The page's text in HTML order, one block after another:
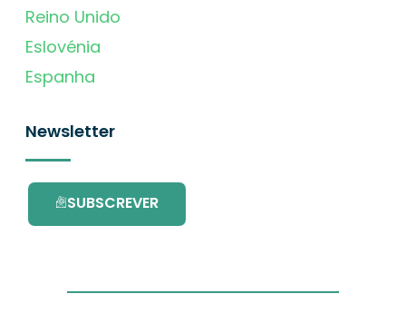
Reino Unido
Eslovénia
Espanha
Newsletter
SUBSCREVER